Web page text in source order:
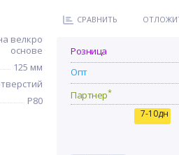
велкро
основе
125 мм
P80
СРАВНИТЬ
Розница
Опт
Партнер*
7-10дн